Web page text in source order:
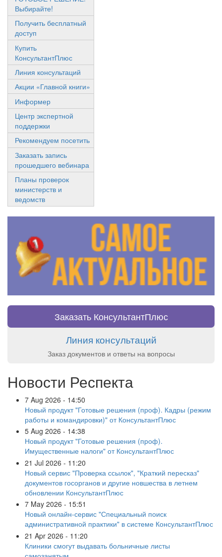
Выбирайте!
Получить бесплатный
доступ
Купить
КонсультантПлюс
Линия консультаций
Акции «Главной книги»
Информер
Центр экспертной
поддержки
Рекомендуем посетить
Заказать запись
прошедшего вебинара
Планы проверок
министерств и
ведомств
Заказать КонсультантПлюс
Линия консультаций
Заказ документов и ответы на вопросы
Новости Респекта
7 Aug 2026 - 14:50
Новый продукт "Готовые решения (проф). Кадры (режим
работы и командировки)" от КонсультантПлюс
5 Aug 2026 - 14:38
Новый продукт "Готовые решения (проф).
Имущественные налоги" от КонсультантПлюс
21 Jul 2026 - 11:20
Новый сервис "Проверка ссылок", "Краткий пересказ"
документов госорганов и другие новшества в летнем
обновлении КонсультантПлюс
7 May 2026 - 15:51
Новый онлайн-сервис "Специальный поиск
административной практики" в системе КонсультантПлюс
21 Apr 2026 - 11:20
Клиники смогут выдавать больничные листы